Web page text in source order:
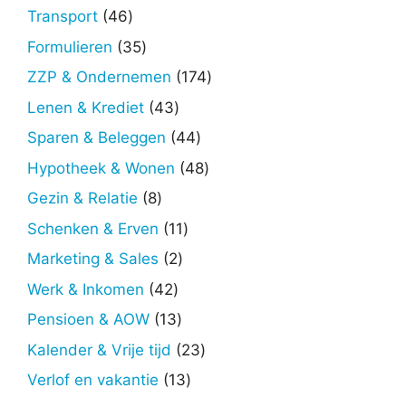
Transport 4646
producten
Formulieren 3535
producten
ZZP & Ondernemen 174174
Lenen & Krediet 4343
producten
Sparen & Beleggen 4444
producten
Hypotheek & Wonen 4848
Gezin & Relatie 88
producten
Schenken & Erven 1111
Marketing & Sales 22
Werk & Inkomen 4242
producten
Pensioen & AOW 1313
producten
Kalender & Vrije tijd 2323
Verlof en vakantie 1313